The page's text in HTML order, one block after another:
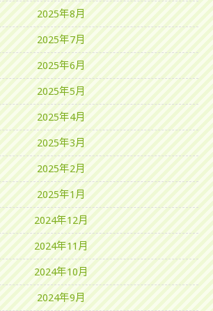
2025年8月
2025年7月
2025年6月
2025年5月
2025年4月
2025年3月
2025年2月
2025年1月
2024年12月
2024年11月
2024年10月
2024年9月